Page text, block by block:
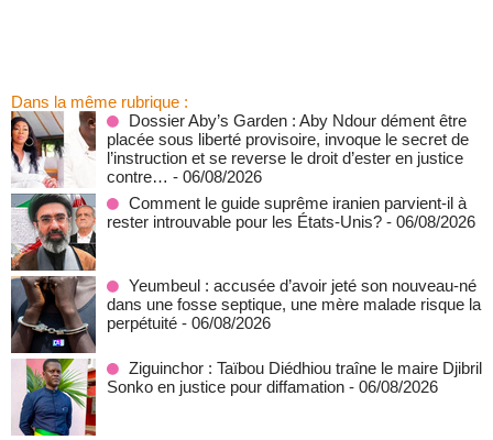
Dans la même rubrique :
Dossier Aby’s Garden : Aby Ndour dément être
placée sous liberté provisoire, invoque le secret de
l’instruction et se reverse le droit d’ester en justice
contre… - 06/08/2026
Comment le guide suprême iranien parvient-il à
rester introuvable pour les États-Unis? - 06/08/2026
Yeumbeul : accusée d’avoir jeté son nouveau-né
dans une fosse septique, une mère malade risque la
perpétuité - 06/08/2026
Ziguinchor : Taïbou Diédhiou traîne le maire Djibril
Sonko en justice pour diffamation - 06/08/2026